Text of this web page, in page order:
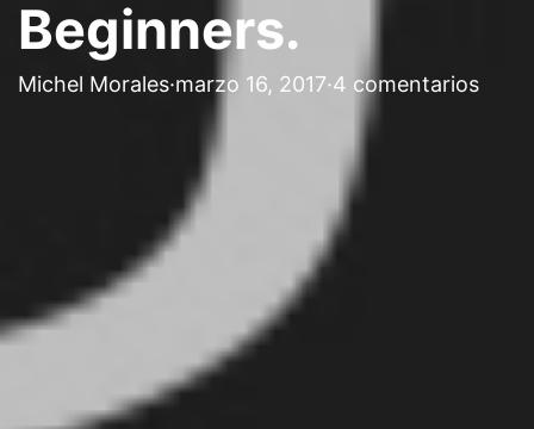
Beginners.
Michel Morales·marzo 16, 2017·4 comentarios